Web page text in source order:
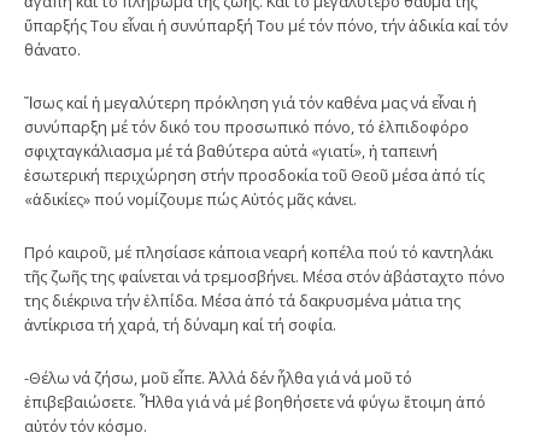
ὕπαρξής Του εἶναι ἡ συνύπαρξή Του μέ τόν πόνο, τήν ἀδικία καί τόν
θάνατο.
Ἴσως καί ἡ μεγαλύτερη πρόκληση γιά τόν καθένα μας νά εἶναι ἡ
συνύπαρξη μέ τόν δικό του προσωπικό πόνο, τό ἐλπιδοφόρο
σφιχταγκάλιασμα μέ τά βαθύτερα αὐτά «γιατί», ἡ ταπεινή
ἐσωτερική περιχώρηση στήν προσδοκία τοῦ Θεοῦ μέσα ἀπό τίς
«ἀδικίες» πού νομίζουμε πώς Αὐτός μᾶς κάνει.
Πρό καιροῦ, μέ πλησίασε κάποια νεαρή κοπέλα πού τό καντηλάκι
τῆς ζωῆς της φαίνεται νά τρεμοσβήνει. Μέσα στόν ἀβάσταχτο πόνο
της διέκρινα τήν ἐλπίδα. Μέσα ἀπό τά δακρυσμένα μάτια της
ἀντίκρισα τή χαρά, τή δύναμη καί τή σοφία.
-Θέλω νά ζήσω, μοῦ εἶπε. Ἀλλά δέν ἦλθα γιά νά μοῦ τό
ἐπιβεβαιώσετε. Ἦλθα γιά νά μέ βοηθήσετε νά φύγω ἕτοιμη ἀπό
αὐτόν τόν κόσμο.